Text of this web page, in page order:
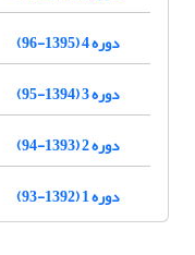
دوره 4 (1395-96)
دوره 3 (1394-95)
دوره 2 (1393-94)
دوره 1 (1392-93)